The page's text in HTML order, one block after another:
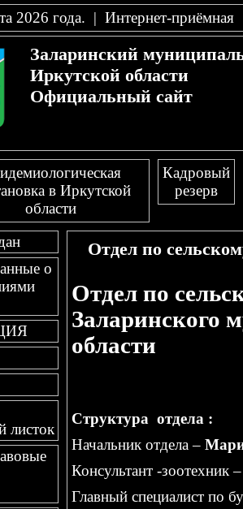
2026 года. | Интернет-приёмная
Заларинский
Иркутской области
Официальный сайт
в Иркутской
области
Кадровый
резерв
о
листок
Отдел по
Отдел по
Заларинского
области
Структура отдела :
Начальник отдела –
Консультант -зоотехник –
Главный специалист по